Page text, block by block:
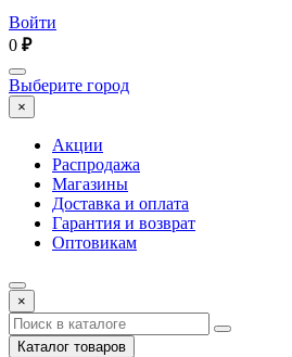
Войти
0 ₽
Выберите город
×
Акции
Распродажа
Магазины
Доставка и оплата
Гарантия и возврат
Оптовикам
×
Каталог товаров